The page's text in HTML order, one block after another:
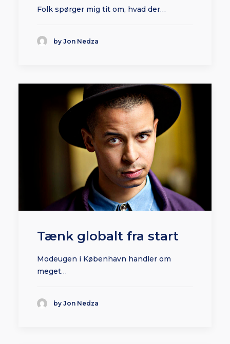
Folk spørger mig tit om, hvad der…
by Jon Nedza
Tænk globalt fra start
Modeugen i København handler om
meget…
by Jon Nedza